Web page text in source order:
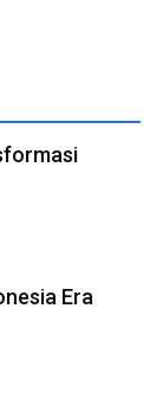
Era